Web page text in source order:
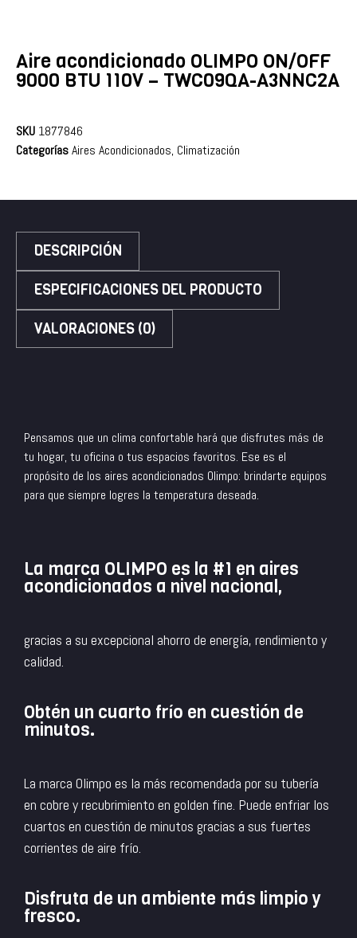
Aire acondicionado OLIMPO ON/OFF
9000 BTU 110V – TWC09QA-A3NNC2A
SKU 1877846
CategoríasAires Acondicionados, Climatización
DESCRIPCIÓN
ESPECIFICACIONES DEL PRODUCTO
VALORACIONES (0)
Pensamos que un clima confortable hará que disfrutes más de
tu hogar, tu oficina o tus espacios favoritos. Ese es el
propósito de los aires acondicionados Olimpo: brindarte equipos
para que siempre logres la temperatura deseada.
La marca OLIMPO es la #1 en aires
acondicionados a nivel nacional,
gracias a su excepcional ahorro de energía, rendimiento y
calidad.
Obtén un cuarto frío en cuestión de
minutos.
La marca Olimpo es la más recomendada por su tubería
en cobre y recubrimiento en golden fine. Puede enfriar los
cuartos en cuestión de minutos gracias a sus fuertes
corrientes de aire frío.
Disfruta de un ambiente más limpio y
fresco.